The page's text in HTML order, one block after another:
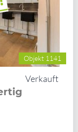
Objekt 1141
Verkauft